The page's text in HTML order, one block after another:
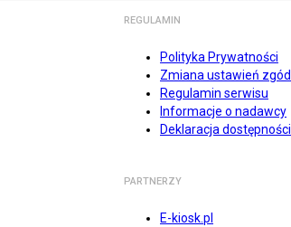
REGULAMIN
Polityka Prywatności
Zmiana ustawień zgód
Regulamin serwisu
Informacje o nadawcy
Deklaracja dostępności
PARTNERZY
E-kiosk.pl